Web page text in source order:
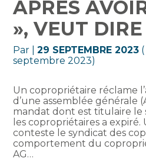
APRÈS
», VEUT
Par |29 SEPTEMBRE 2023
septembre 2023)
Un copropriétaire réclame
d’une assemblée générale
mandat dont est titulaire le
les copropriétaires a
conteste le syndicat des
comportement du
AG…